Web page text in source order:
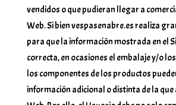
vendidos o que pudieran llegar a
Web. Si bien vespasenabre.es realiza
para que la información mostrada en el
correcta, en ocasiones el embalaje y/o
los componentes de los productos
información adicional o distinta de la que